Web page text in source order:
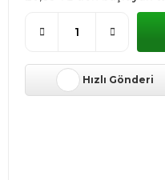
Hızlı Gönderi